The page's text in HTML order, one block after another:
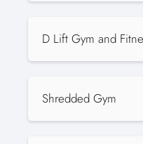
D Lift Gym and
Shredded Gym